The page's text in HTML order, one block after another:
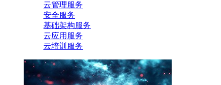
云管理服务
安全服务
基础架构服务
云应用服务
云培训服务